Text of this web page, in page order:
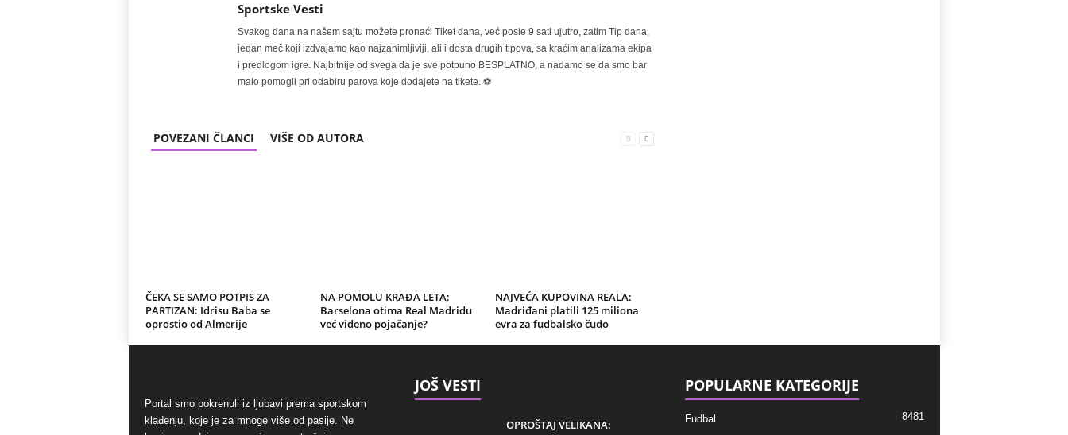
Sportske Vesti
Svakog dana na našem sajtu možete pronaći Tiket dana, već posle 9 sati ujutro, zatim Tip dana,
jedan meč koji izdvajamo kao najzanimljiviji, ali i dosta drugih tipova, sa kraćim analizama ekipa
i predlogom igre. Najbitnije od svega da je sve potpuno BESPLATNO, a nadamo se da smo bar
malo pomogli pri odabiru parova koje dodajete na tikete. ⚽
POVEZANI ČLANCI VIŠE OD AUTORA
ČEKA SE SAMO POTPIS ZA
PARTIZAN: Idrisu Baba se
oprostio od Almerije
NA POMOLU KRAĐA LETA:
Barselona otima Real Madridu
već viđeno pojačanje?
NAJVEĆA KUPOVINA REALA:
Madriđani platili 125 miliona
evra za fudbalsko čudo
Portal smo pokrenuli iz ljubavi prema sportskom
klađenju, koje je za mnoge više od pasije. Ne
JOŠ VESTI
OPROŠTAJ VELIKANA:
POPULARNE KATEGORIJE
Fudbal
8481